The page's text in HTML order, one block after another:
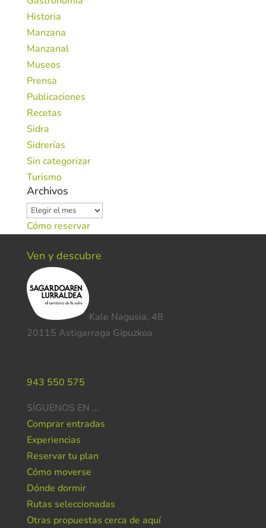
Historia
Manzana
Manzanal
Museos
Prensa
Publicaciones
Recetas
Sidra
Sidrerías
Sin categorizar
Turismo
Archivos
Archivos
Cómo reservar
Ven y descubre
Kale Nagusia, 48
20115 Astigarraga Gipuzkoa
943 550 575
SÍGUENOS EN …
Comprar entradas
Experiencias
Reservar tu plan
Cómo moverse
Dónde dormir
Rutas seleccionadas
Otras propuestas cerca de aquí